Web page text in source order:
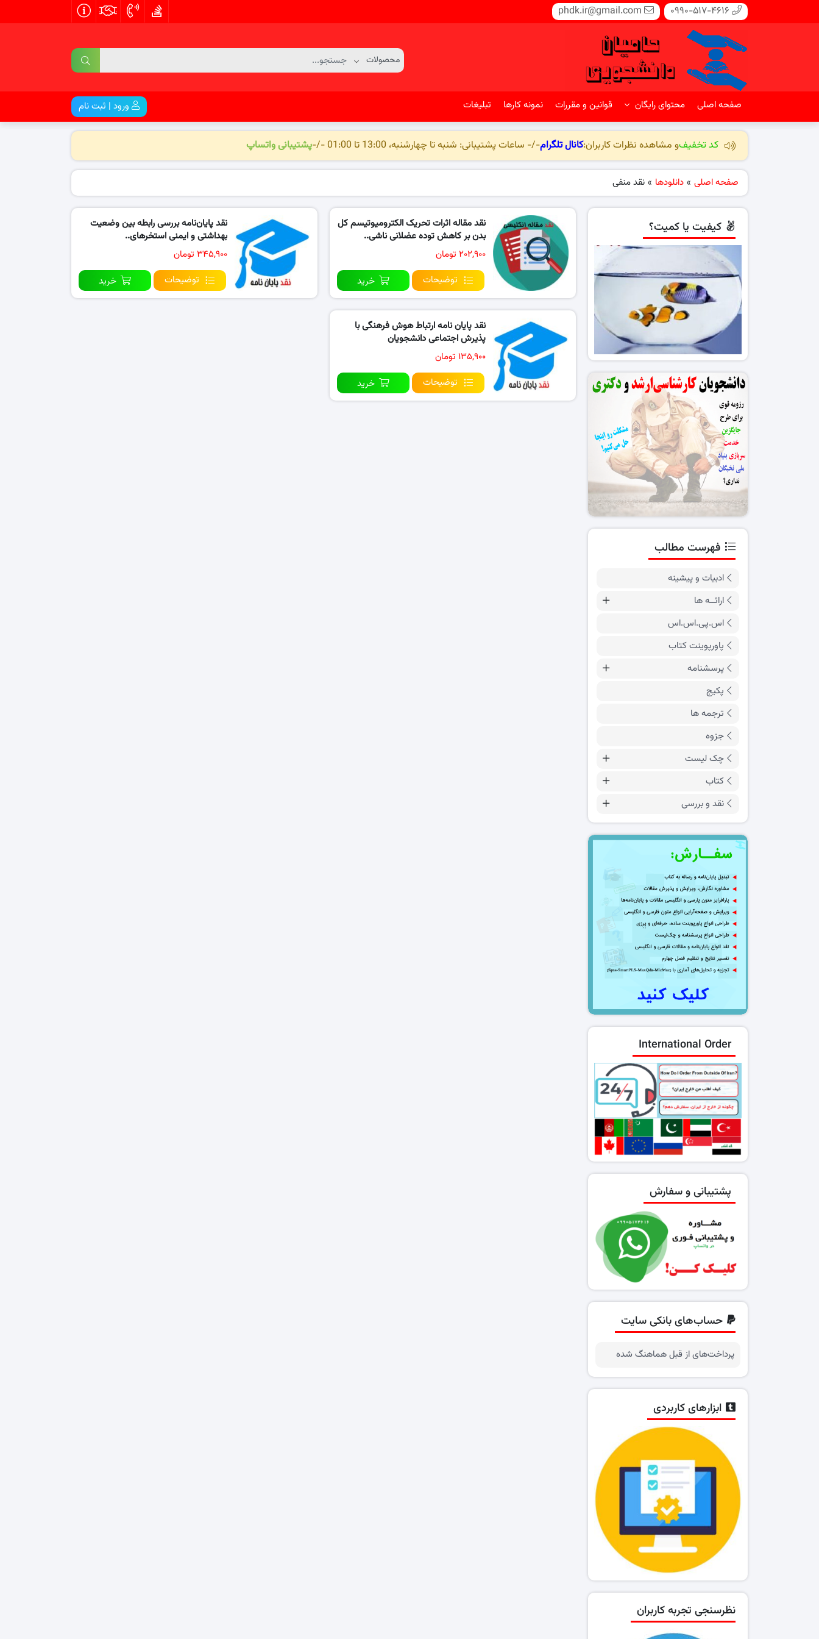
0990-517-4616
phdk.ir@gmail.com
صفحه اصلی محتوای رایگان قوانین و مقررات نمونه کارها تبلیغات ورود | ثبت نام
کد تخفیفو مشاهده نظرات کاربران:کانال تلگرام-/- ساعات پشتیبانی: شنبه تا چهارشنبه، 13:00 تا 01:00 -/- پشتیبانی واتساپ
صفحه اصلی » دانلودها » نقد منفی
نقد مقاله اثرات تحریک الکترومیوتیسم کل
بدن بر کاهش توده عضلانی ناشی..
۲۰۲,۹۰۰ تومان
توضیحات
خرید
نقد پایان‌نامه بررسی رابطه بین وضعیت
بهداشتی و ایمنی استخرهای..
۳۴۵,۹۰۰ تومان
توضیحات
خرید
نقد پایان نامه ارتباط هوش فرهنگی با
پذیرش اجتماعی دانشجویان
۱۳۵,۹۰۰ تومان
توضیحات
خرید
کیفیت یا کمیت؟
فهرست مطالب
ادبیات و پیشینه
ارائــه ها
اس.پی.اس.اس
پاورپوینت کتاب
پرسشنامه
پکیج
ترجمه ها
جزوه
چک لیست
کتاب
نقد و بررسی
International Order
پشتیبانی و سفارش
حساب‌های بانکی سایت
پرداخت‌های از قبل هماهنگ شده
ابزارهای کاربردی
نظرسنجی تجربه کاربران